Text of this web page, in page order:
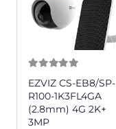
EZVIZ CS-EB8/SP-
R100-1K3FL4GA
(2.8mm) 4G 2K+
3MP